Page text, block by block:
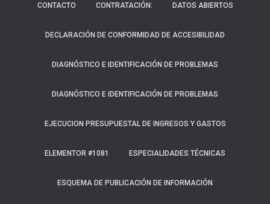
CONTACTO CONTRATACIÓN: DATOS ABIERTOS
DECLARACIÓN DE CONFORMIDAD DE ACCESIBILIDAD
DIAGNÓSTICO E IDENTIFICACIÓN DE PROBLEMAS
DIAGNÓSTICO E IDENTIFICACIÓN DE PROBLEMAS
EJECUCION PRESUPUESTAL DE INGRESOS Y GASTOS
ELEMENTOR #1081 ESPECIALIDADES TÉCNICAS
ESQUEMA DE PUBLICACIÓN DE INFORMACIÓN